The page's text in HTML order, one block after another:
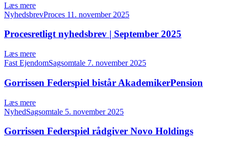
Læs mere
NyhedsbrevProces 11. november 2025
Procesretligt nyhedsbrev | September 2025
Læs mere
Fast EjendomSagsomtale 7. november 2025
Gorrissen Federspiel bistår AkademikerPension
Læs mere
NyhedSagsomtale 5. november 2025
Gorrissen Federspiel rådgiver Novo Holdings